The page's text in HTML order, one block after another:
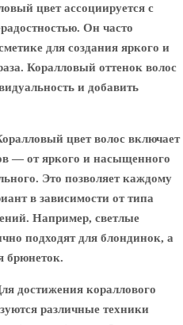
цвет ассоциируется с
Он часто
для создания яркого и
Коралловый оттенок волос
и добавить
цвет волос включает
— от яркого и насыщенного
Это позволяет каждому
в зависимости от типа
Например, светлые
подходят для блондинок, а
брюнеток.
достижения кораллового
различные техники